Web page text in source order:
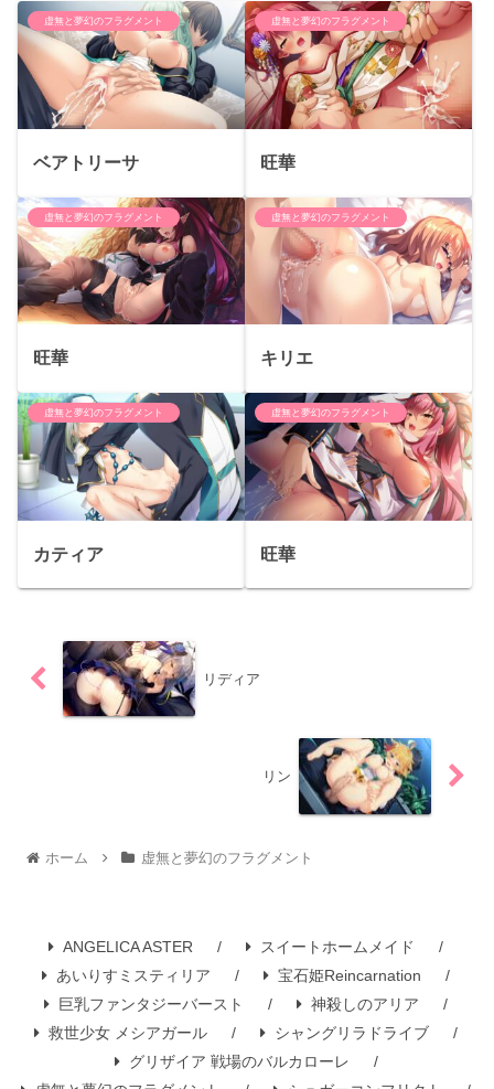
虚無と夢幻のフラグメント
ベアトリーサ
虚無と夢幻のフラグメント
旺華
虚無と夢幻のフラグメント
旺華
虚無と夢幻のフラグメント
キリエ
虚無と夢幻のフラグメント
カティア
虚無と夢幻のフラグメント
旺華
リディア
リン
ホーム 虚無と夢幻のフラグメント
ANGELICA ASTER
スイートホームメイド
あいりすミスティリア
宝石姫Reincarnation
巨乳ファンタジーバースト
神殺しのアリア
救世少女 メシアガール
シャングリラドライブ
グリザイア 戦場のバルカローレ